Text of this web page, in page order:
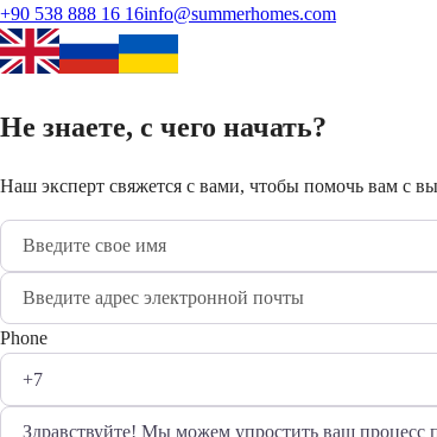
+90 538 888 16 16info@summerhomes.com
Не знаете, с чего начать?
Наш эксперт свяжется с вами, чтобы помочь вам с
Phone